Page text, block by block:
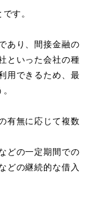
す。
あり、間接金融の
といった会社の種
用できるため、最
有無に応じて複数
どの一定期間での
どの継続的な借入